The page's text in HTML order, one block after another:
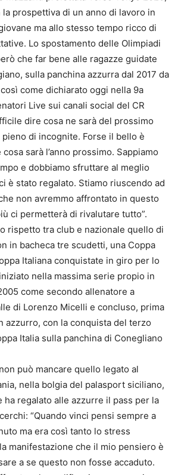
prospettiva di un anno di lavoro in
ma allo stesso tempo ricco di
Lo spostamento delle Olimpiadi
che far bene alle ragazze guidate
sulla panchina azzurra dal 2017 da
come dichiarato oggi nella 9a
Live sui canali social del CR
dire cosa ne sarà del prossimo
pieno di incognite. Forse il bello è
sarà l’anno prossimo. Sappiamo
e dobbiamo sfruttare al meglio
è stato regalato. Stiamo riuscendo ad
non avremmo affrontato in questo
ci permetterà di rivalutare tutto”.
rispetto tra club e nazionale quello di
in bacheca tre scudetti, una Coppa
Italiana conquistate in giro per lo
nella massima serie propio in
come secondo allenatore a
di Lorenzo Micelli e concluso, prima
azzurro, con la conquista del terzo
Italia sulla panchina di Conegliano
può mancare quello legato al
nella bolgia del palasport siciliano,
ha regalato alle azzurre il pass per la
“Quando vinci pensi sempre a
ma era così tanto lo stress
manifestazione che il mio pensiero è
a se questo non fosse accaduto.